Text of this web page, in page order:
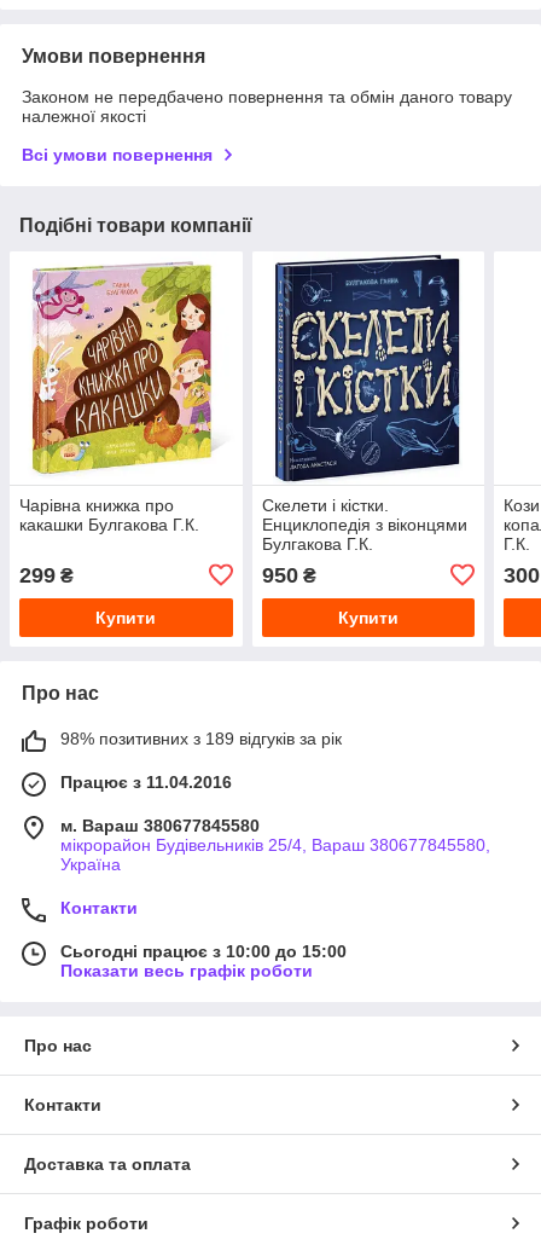
Умови повернення
Законом не передбачено повернення та обмін даного товару
належної якості
Всі умови повернення
Подібні товари компанії
Чарівна книжка про
какашки Булгакова Г.К.
299 ₴
Купити
Скелети і кістки.
Енциклопедія з віконцями
Булгакова Г.К.
950₴
Купити
Г.К.
300
Про нас
98% позитивних з 189 відгуків за рік
Працює з 11.04.2016
м. Вараш 380677845580
мікрорайон Будівельників 25/4, Вараш 380677845580,
Україна
Контакти
Сьогодні працює з 10:00 до 15:00
Показати весь графік роботи
Про нас
Контакти
Доставка та оплата
Графік роботи